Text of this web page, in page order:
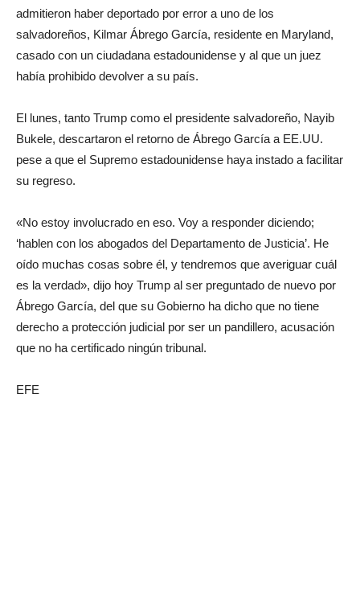
admitieron haber deportado por error a uno de los
salvadoreños, Kilmar Ábrego García, residente en Maryland,
casado con un ciudadana estadounidense y al que un juez
había prohibido devolver a su país.
El lunes, tanto Trump como el presidente salvadoreño, Nayib
Bukele, descartaron el retorno de Ábrego García a EE.UU.
pese a que el Supremo estadounidense haya instado a facilitar
su regreso.
«No estoy involucrado en eso. Voy a responder diciendo;
‘hablen con los abogados del Departamento de Justicia’. He
oído muchas cosas sobre él, y tendremos que averiguar cuál
es la verdad», dijo hoy Trump al ser preguntado de nuevo por
Ábrego García, del que su Gobierno ha dicho que no tiene
derecho a protección judicial por ser un pandillero, acusación
que no ha certificado ningún tribunal.
EFE